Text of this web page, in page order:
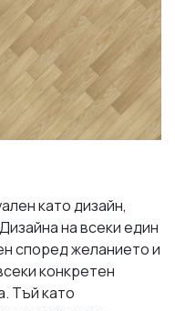
като дизайн,
на всеки един
според желанието и
конкретен
Тъй като